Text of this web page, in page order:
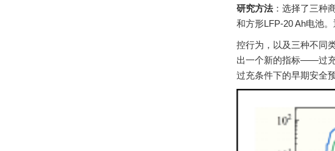
研究方法：选择了三种
和方形LFP-20 Ah电池
控行为，以及三种不同
出一个新的指标——过
过充条件下的早期安全